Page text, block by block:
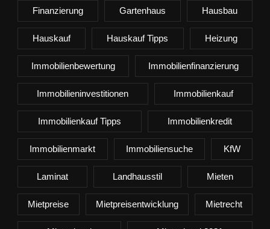
Finanzierung Gartenhaus Hausbau
Hauskauf Hauskauf Tipps Heizung
Immobilienbewertung Immobilienfinanzierung
Immobilieninvestitionen Immobilienkauf
Immobilienkauf Tipps Immobilienkredit
Immobilienmarkt Immobiliensuche KfW
Laminat Landhausstil Mieten
Mietpreise Mietpreisentwicklung Mietrecht